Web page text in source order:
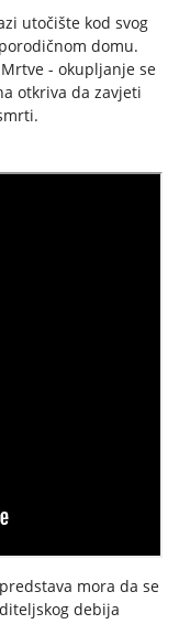
utočište kod svog
domu.
- okupljanje se
otkriva da zavjeti
mora da se
debija